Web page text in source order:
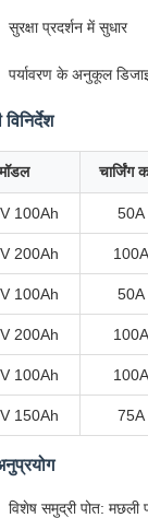
सुरक्षा प्रदर्शन में सुधार
पर्यावरण के अनुकूल
मॉडल चार्जिंग
100Ah 50A
200Ah 100A
100Ah 50A
200Ah 100A
100Ah 100A
150Ah 75A
विशेष समुद्री पोत: मछली